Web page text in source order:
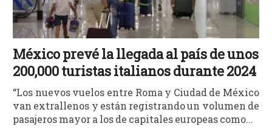
México prevé la llegada al país de unos
200,000 turistas italianos durante 2024
“Los nuevos vuelos entre Roma y Ciudad de México
van extrallenos y están registrando un volumen de
pasajeros mayor a los de capitales europeas como...